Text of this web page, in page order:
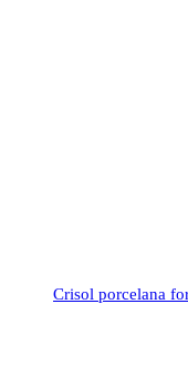
Crisol porcelana